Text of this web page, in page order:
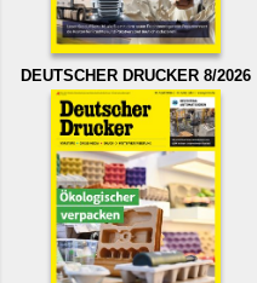
DEUTSCHER DRUCKER 8/2026